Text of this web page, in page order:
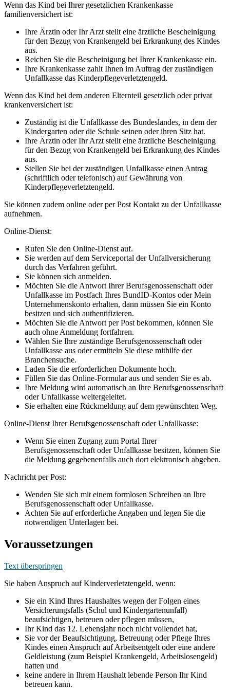
Wenn das Kind bei Ihrer gesetzlichen Krankenkasse
familienversichert ist:
Ihre Ärztin oder Ihr Arzt stellt eine ärztliche Bescheinigung
für den Bezug von Krankengeld bei Erkrankung des Kindes
aus.
Reichen Sie die Bescheinigung bei Ihrer Krankenkasse ein.
Ihre Krankenkasse zahlt Ihnen im Auftrag der zuständigen
Unfallkasse das Kinderpflegeverletztengeld.
Wenn das Kind bei dem anderen Elternteil gesetzlich oder privat
krankenversichert ist:
Zuständig ist die Unfallkasse des Bundeslandes, in dem der
Kindergarten oder die Schule seinen oder ihren Sitz hat.
Ihre Ärztin oder Ihr Arzt stellt eine ärztliche Bescheinigung
für den Bezug von Krankengeld bei Erkrankung des Kindes
aus.
Stellen Sie bei der zuständigen Unfallkasse einen Antrag
(schriftlich oder telefonisch) auf Gewährung von
Kinderpflegeverletztengeld.
Sie können zudem online oder per Post Kontakt zu der Unfallkasse
aufnehmen.
Online-Dienst:
Rufen Sie den Online-Dienst auf.
Sie werden auf dem Serviceportal der Unfallversicherung
durch das Verfahren geführt.
Sie können sich anmelden.
Möchten Sie die Antwort Ihrer Berufsgenossenschaft oder
Unfallkasse im Postfach Ihres BundID-Kontos oder Mein
Unternehmenskonto erhalten, dann müssen Sie ein Konto
besitzen und sich authentifizieren.
Möchten Sie die Antwort per Post bekommen, können Sie
auch ohne Anmeldung fortfahren.
Wählen Sie Ihre zuständige Berufsgenossenschaft oder
Unfallkasse aus oder ermitteln Sie diese mithilfe der
Branchensuche.
Laden Sie die erforderlichen Dokumente hoch.
Füllen Sie das Online-Formular aus und senden Sie es ab.
Ihre Meldung wird automatisch an Ihre Berufsgenossenschaft
oder Unfallkasse weitergeleitet.
Sie erhalten eine Rückmeldung auf dem gewünschten Weg.
Online-Dienst Ihrer Berufsgenossenschaft oder Unfallkasse:
Wenn Sie einen Zugang zum Portal Ihrer
Berufsgenossenschaft oder Unfallkasse besitzen, können Sie
die Meldung gegebenenfalls auch dort elektronisch abgeben.
Nachricht per Post:
Wenden Sie sich mit einem formlosen Schreiben an Ihre
Berufsgenossenschaft oder Unfallkasse.
Achten Sie auf erforderliche Angaben und legen Sie die
notwendigen Unterlagen bei.
Voraussetzungen
Text überspringen
Sie haben Anspruch auf Kinderverletztengeld, wenn:
Sie ein Kind Ihres Haushaltes wegen der Folgen eines
Versicherungsfalls (Schul und Kindergartenunfall)
beaufsichtigen, betreuen oder pflegen müssen,
Ihr Kind das 12. Lebensjahr noch nicht vollendet hat,
Sie vor der Beaufsichtigung, Betreuung oder Pflege Ihres
Kindes einen Anspruch auf Arbeitsentgelt oder eine andere
Geldleistung (zum Beispiel Krankengeld, Arbeitslosengeld)
hatten und
keine andere in Ihrem Haushalt lebende Person Ihr Kind
betreuen kann.